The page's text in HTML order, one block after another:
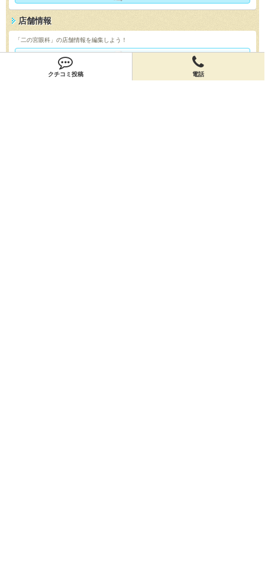
クチコミ投稿 電話
店舗情報
「二の宮眼科」の店舗情報を編集しよう！